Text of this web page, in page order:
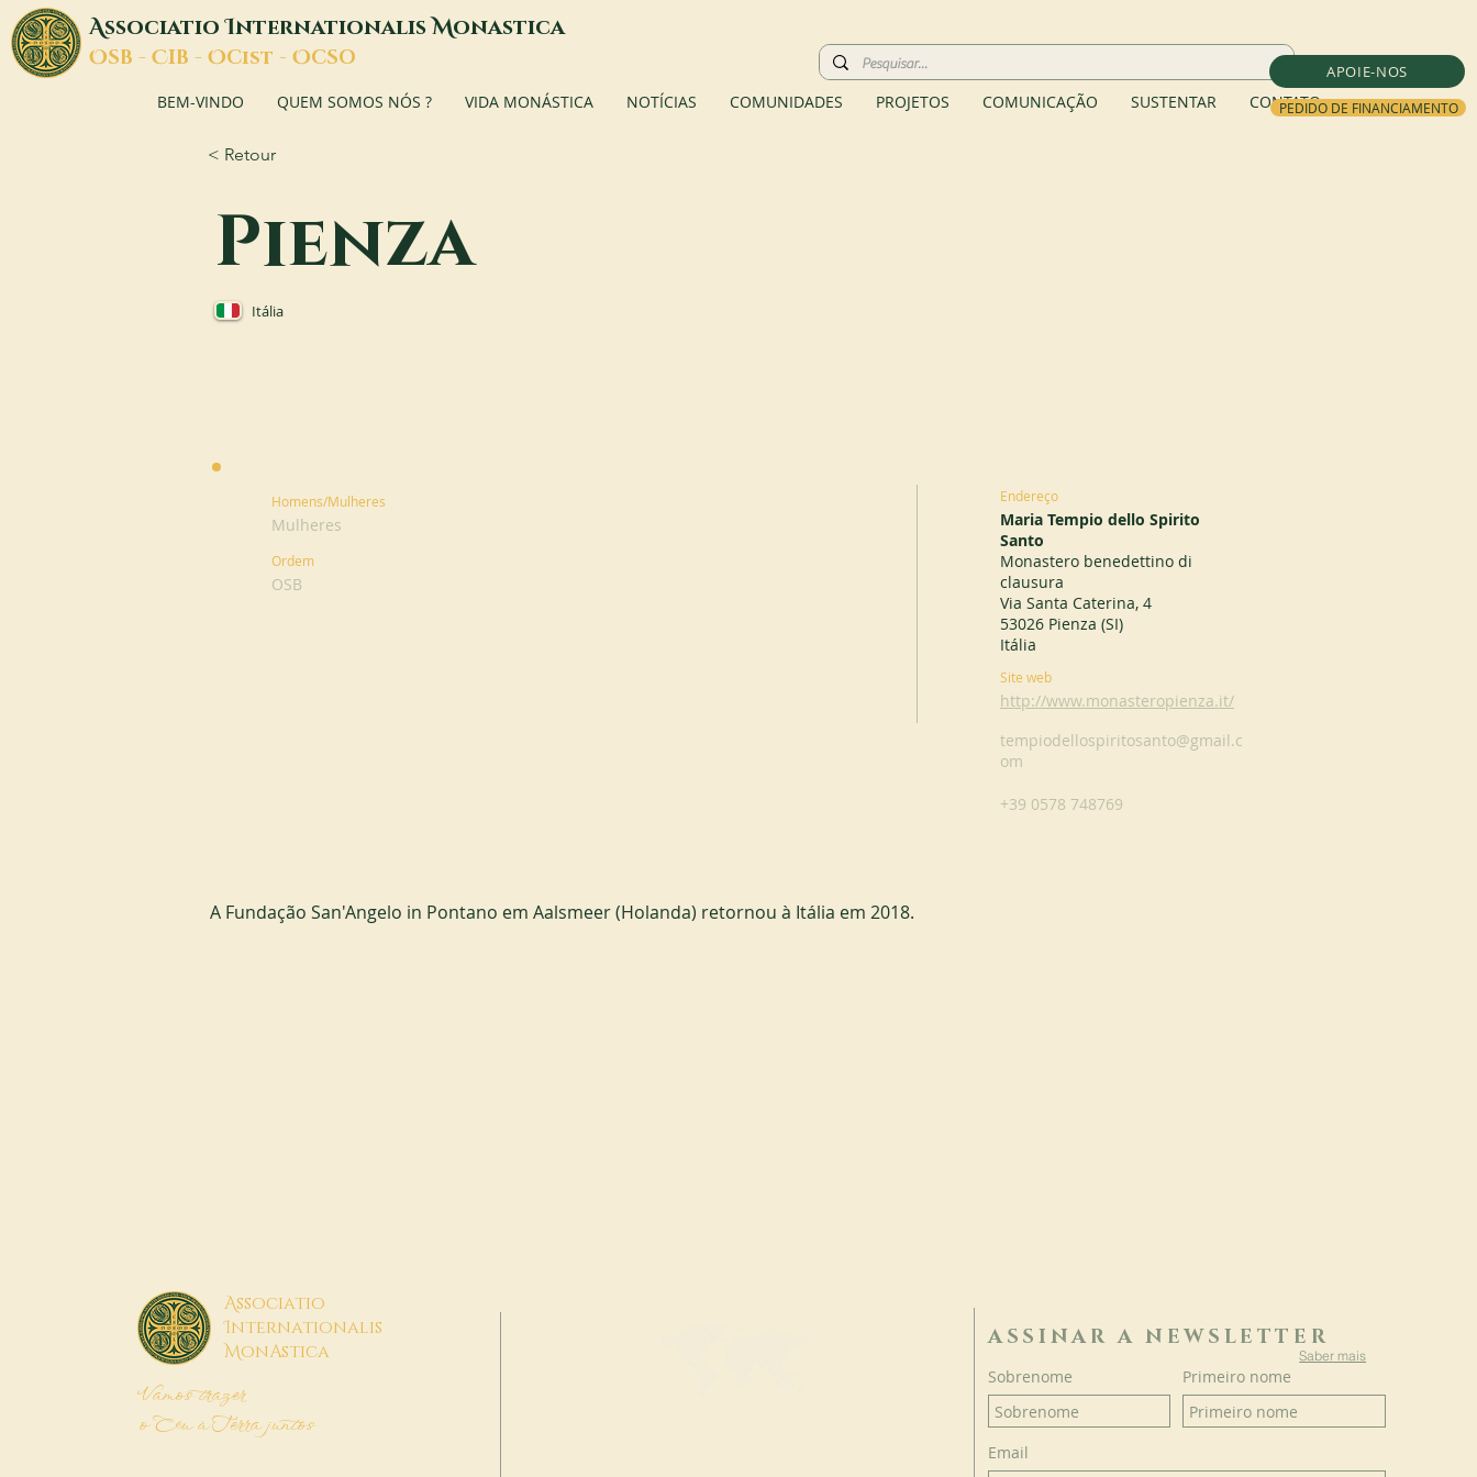
APOIE-NOS
PEDIDO DE FINANCIAMENTO
AssociatioInternationalisMonastica
OSB - CIB - OCist - OCSO
BEM-VINDO QUEM SOMOS NÓS ? VIDA MONÁSTICA NOTÍCIAS COMUNIDADES PROJETOS COMUNICAÇÃO SUSTENTAR CONTATO
< Retour
Pienza
Itália
Homens/Mulheres
Mulheres
Ordem
OSB
Endereço
Maria Tempio dello Spirito
Santo
Monastero benedettino di
clausura
Via Santa Caterina, 4
53026 Pienza (SI)
Itália
Site web
http://www.monasteropienza.it/
tempiodellospiritosanto@gmail.c
om
+39 0578 748769
A Fundação San'Angelo in Pontano em Aalsmeer (Holanda) retornou à Itália em 2018.
Associatio
Internationalis
MonAstica
Vamos trazer
o Céu à Terra juntos
ASSINAR A NEWSLETTER
Saber mais
Sobrenome Primeiro nome
Email